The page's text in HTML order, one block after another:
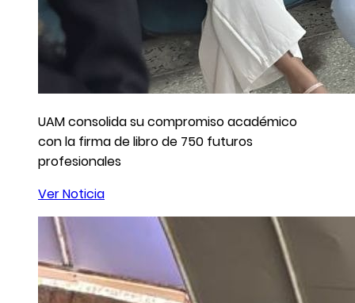
UAM consolida su compromiso académico
con la firma de libro de 750 futuros
profesionales
Ver Noticia